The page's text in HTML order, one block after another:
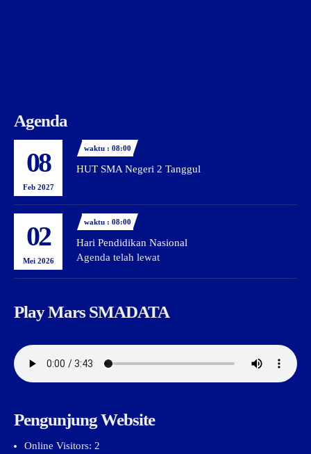
Agenda
08
Feb 2027
waktu : 08:00
HUT SMA Negeri 2 Tanggul
02
Mei 2026
waktu : 08:00
Hari Pendidikan Nasional
Agenda telah lewat
Play Mars SMADATA
Pengunjung Website
Online Visitors: 2